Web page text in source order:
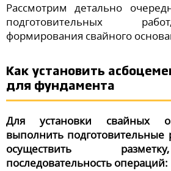
Рассмотрим детально
подготовительных
формирования свайного
Как установить
для фундамента
Для установки свайных
выполнить подготовительные
осуществить
последовательность операций: